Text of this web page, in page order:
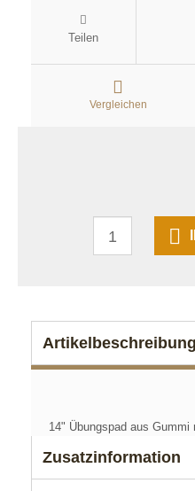
Teilen
Vergleichen
Artikelbeschreibung
14" Übungspad aus
Zusatzinformation